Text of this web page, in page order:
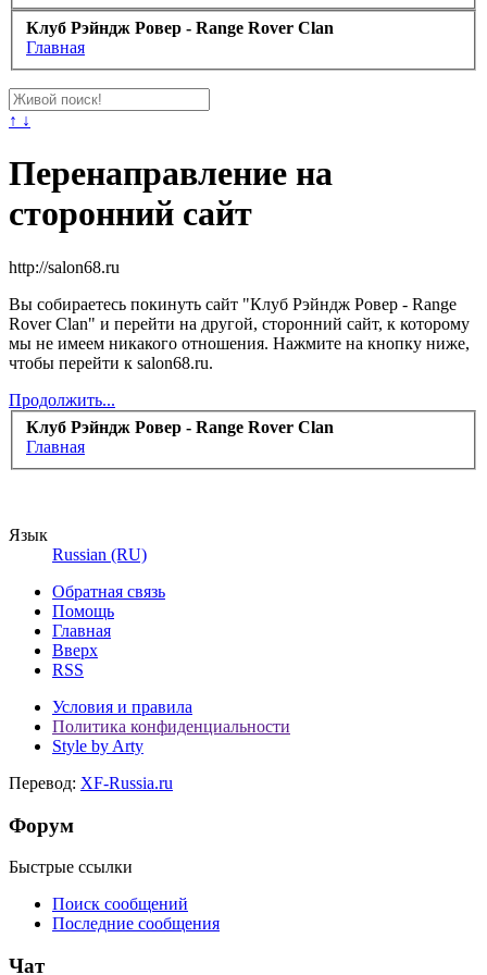
Клуб Рэйндж Ровер - Range Rover Clan
Главная
↑ ↓
Перенаправление на
сторонний сайт
http://salon68.ru
Вы собираетесь покинуть сайт "Клуб Рэйндж Ровер - Range
Rover Clan" и перейти на другой, сторонний сайт, к которому
мы не имеем никакого отношения. Нажмите на кнопку ниже,
чтобы перейти к salon68.ru.
Продолжить...
Клуб Рэйндж Ровер - Range Rover Clan
Главная
Язык
Russian (RU)
Обратная связь
Помощь
Главная
Вверх
RSS
Условия и правила
Политика конфиденциальности
Style by Arty
Перевод: XF-Russia.ru
Форум
Быстрые ссылки
Поиск сообщений
Последние сообщения
Чат